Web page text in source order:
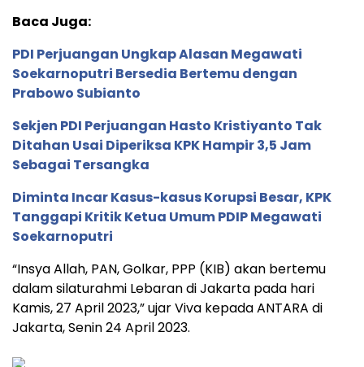
Baca Juga:
PDI Perjuangan Ungkap Alasan Megawati
Soekarnoputri Bersedia Bertemu dengan
Prabowo Subianto
Sekjen PDI Perjuangan Hasto Kristiyanto Tak
Ditahan Usai Diperiksa KPK Hampir 3,5 Jam
Sebagai Tersangka
Diminta Incar Kasus-kasus Korupsi Besar, KPK
Tanggapi Kritik Ketua Umum PDIP Megawati
Soekarnoputri
“Insya Allah, PAN, Golkar, PPP (KIB) akan bertemu
dalam silaturahmi Lebaran di Jakarta pada hari
Kamis, 27 April 2023,” ujar Viva kepada ANTARA di
Jakarta, Senin 24 April 2023.